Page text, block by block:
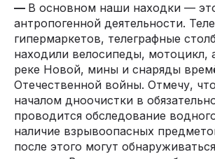
— В основном наши находки —
антропогенной деятельности.
гипермаркетов, телеграфные
находили велосипеды, мотоцикл,
реке Новой, мины и снаряды
Отечественной войны. Отмечу,
началом дноочистки в
проводится обследование
наличие взрывоопасных
после этого могут